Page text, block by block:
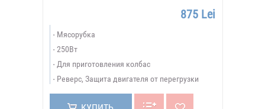
875 Lei
Мясорубка
250Вт
Для приготовления колбас
Реверс, Защита двигателя от перегрузки